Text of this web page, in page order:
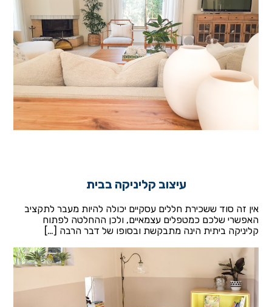
עיצוב קליניקה בבית
אין זה סוד ששכירת חללים עסקיים יכולה להיות מעבר לתקציב
האפשרי שלכם כמטפלים עצמאיים, ולכן ההחלטה לפתוח
קליניקה ביתית הינה מתבקשת ובסופו של דבר הרבה […]